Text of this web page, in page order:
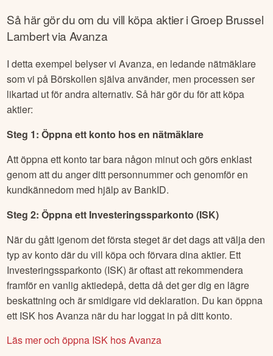
Så här gör du om du vill köpa aktier iGroep Brussel
Lambertvia Avanza
I detta exempel belyser vi Avanza, en ledande nätmäklare
som vi på Börskollen själva använder, men processen ser
likartad ut för andra alternativ. Så här gör du för att köpa
aktier:
Steg 1: Öppna ett konto hos en nätmäklare
Att öppna ett konto tar bara någon minut och görs enklast
genom att du anger ditt personnummer och genomför en
kundkännedom med hjälp av BankID.
Steg 2: Öppna ett Investeringssparkonto (ISK)
När du gått igenom det första steget är det dags att välja den
typ av konto där du vill köpa och förvara dina aktier. Ett
Investeringssparkonto (ISK) är oftast att rekommendera
framför en vanlig aktiedepå, detta då det ger dig en lägre
beskattning och är smidigare vid deklaration. Du kan öppna
ett ISK hos Avanza när du har loggat in på ditt konto.
Läs mer och öppna ISK hos Avanza